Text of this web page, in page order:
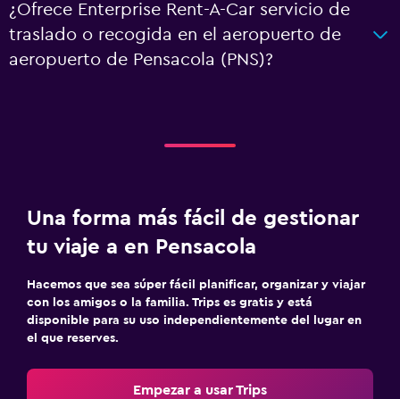
¿Ofrece Enterprise Rent-A-Car servicio de
traslado o recogida en el aeropuerto de
aeropuerto de Pensacola (PNS)?
Una forma más fácil de gestionar
tu viaje a en Pensacola
Hacemos que sea súper fácil planificar, organizar y viajar
con los amigos o la familia. Trips es gratis y está
disponible para su uso independientemente del lugar en
el que reserves.
Empezar a usar Trips